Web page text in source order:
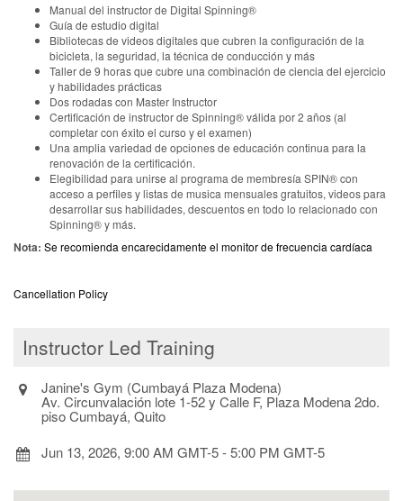
Manual del instructor de Digital Spinning®
Guía de estudio digital
Bibliotecas de videos digitales que cubren la configuración de la
bicicleta, la seguridad, la técnica de conducción y más
Taller de 9 horas que cubre una combinación de ciencia del ejercicio
y habilidades prácticas
Dos rodadas con Master Instructor
Certificación de instructor de Spinning® válida por 2 años (al
completar con éxito el curso y el examen)
Una amplia variedad de opciones de educación continua para la
renovación de la certificación.
Elegibilidad para unirse al programa de membresía SPIN® con
acceso a perfiles y listas de musica mensuales gratuitos, videos para
desarrollar sus habilidades, descuentos en todo lo relacionado con
Spinning® y más.
Nota: Se recomienda encarecidamente el monitor de frecuencia cardíaca
Cancellation Policy
Instructor Led Training
Janine's Gym (Cumbayá Plaza Modena)
Av. Circunvalación lote 1-52 y Calle F, Plaza Modena 2do.
piso Cumbayá, Quito
Jun 13, 2026, 9:00 AM GMT-5-5:00 PM GMT-5